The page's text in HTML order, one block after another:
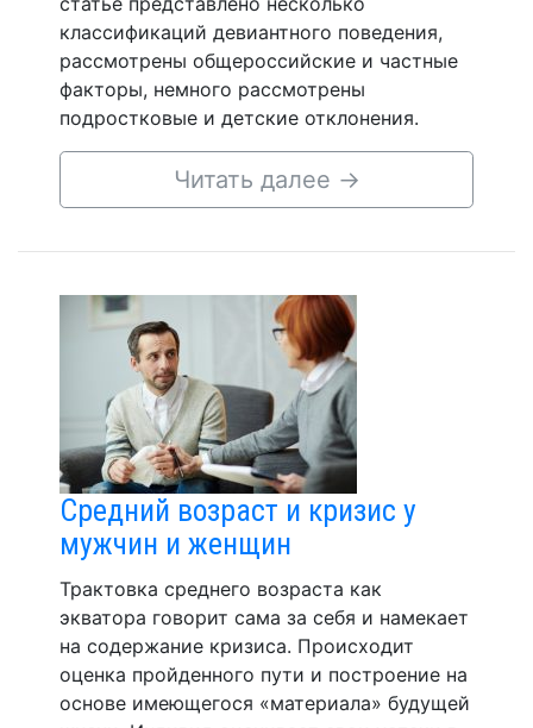
классификаций девиантного поведения,
рассмотрены общероссийские и частные
факторы, немного рассмотрены
подростковые и детские отклонения.
Читать далее →
Средний возраст и кризис у
мужчин и женщин
Трактовка среднего возраста как
экватора говорит сама за себя и намекает
на содержание кризиса. Происходит
оценка пройденного пути и построение на
основе имеющегося «материала» будущей